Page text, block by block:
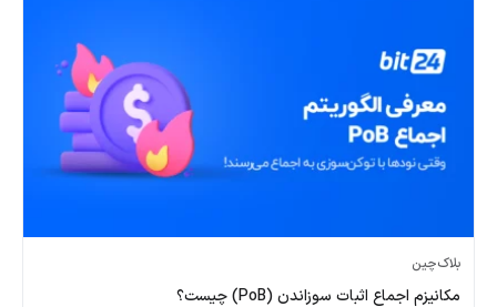
بلاک‌چین
مکانیزم اجماع اثبات سوزاندن (PoB) چیست؟